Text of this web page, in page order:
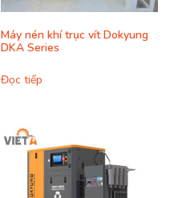
Máy nén khí trục vít Dokyung
DKA Series
Đọc tiếp